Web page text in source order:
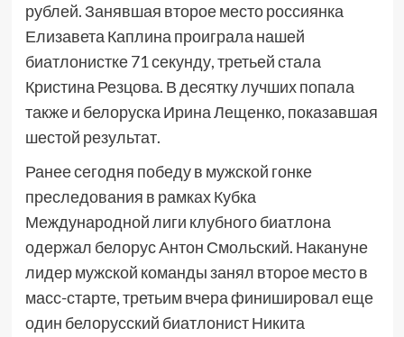
рублей. Занявшая второе место россиянка
Елизавета Каплина проиграла нашей
биатлонистке 71 секунду, третьей стала
Кристина Резцова. В десятку лучших попала
также и белоруска Ирина Лещенко, показавшая
шестой результат.
Ранее сегодня победу в мужской гонке
преследования в рамках Кубка
Международной лиги клубного биатлона
одержал белорус Антон Смольский. Накануне
лидер мужской команды занял второе место в
масс-старте, третьим вчера финишировал еще
один белорусский биатлонист Никита